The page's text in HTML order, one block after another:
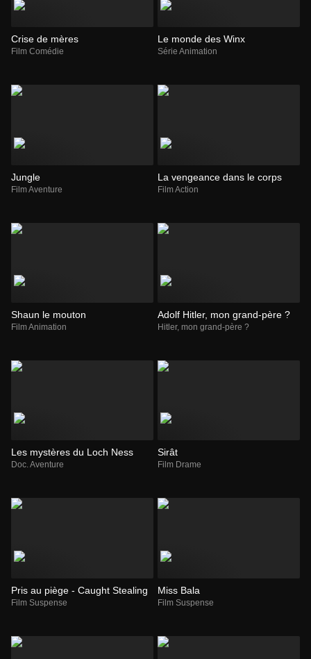
Crise de mères
Film Comédie
Le monde des Winx
Série Animation
Jungle
Film Aventure
La vengeance dans le corps
Film Action
Shaun le mouton
Film Animation
Adolf Hitler, mon grand-père ?
Hitler, mon grand-père ?
Les mystères du Loch Ness
Doc. Aventure
Sirât
Film Drame
Pris au piège - Caught Stealing
Film Suspense
Miss Bala
Film Suspense